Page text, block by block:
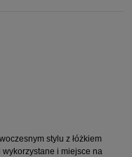
stylu z łóżkiem
wykorzystane i miejsce na